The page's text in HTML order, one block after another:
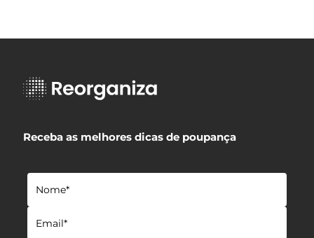
Receba as melhores dicas de poupança